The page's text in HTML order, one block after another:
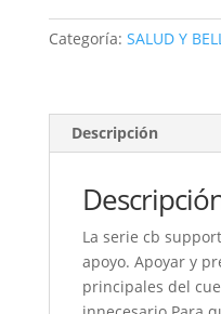
SUPPORT
exceed
Categoría: SALUD Y
Descripción
La serie cb
apoyo. Apoyar y
principales del